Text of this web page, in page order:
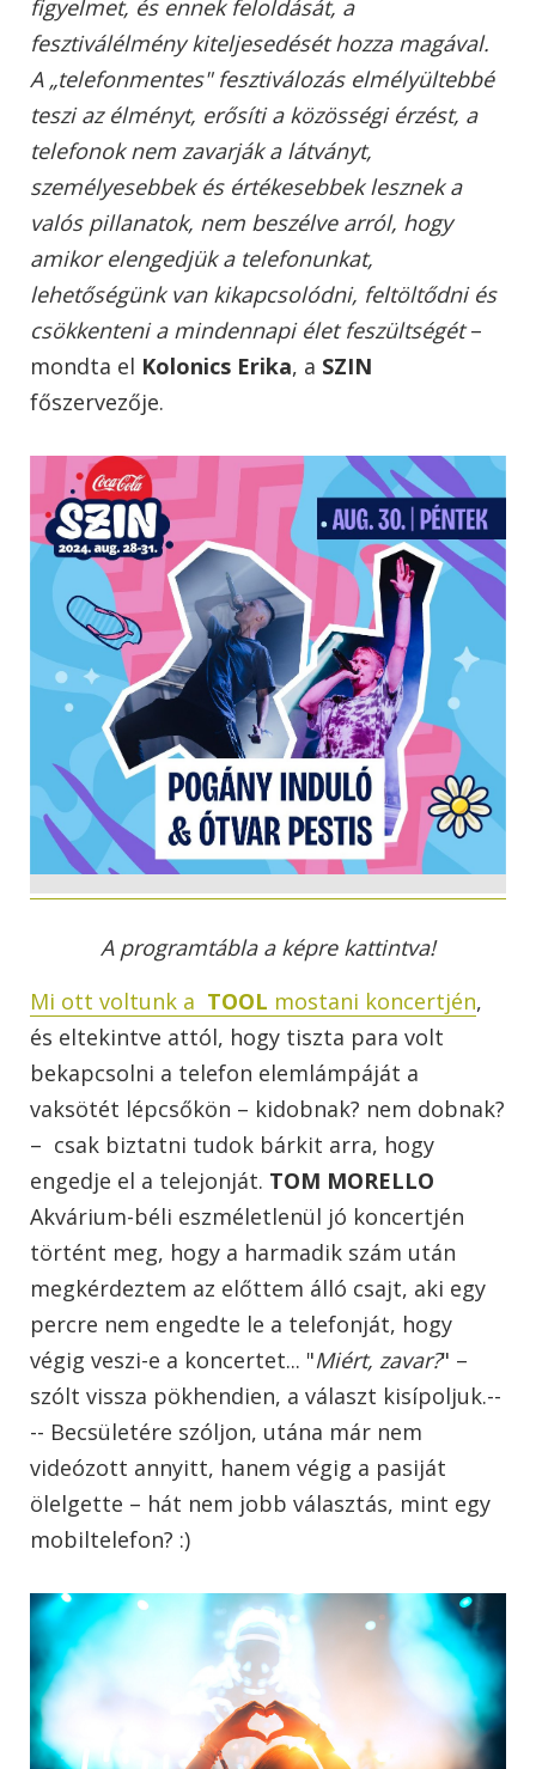
figyelmet, és ennek feloldását, a
fesztiválélmény kiteljesedését hozza magával.
A „telefonmentes" fesztiválozás elmélyültebbé
teszi az élményt, erősíti a közösségi érzést, a
telefonok nem zavarják a látványt,
személyesebbek és értékesebbek lesznek a
valós pillanatok, nem beszélve arról, hogy
amikor elengedjük a telefonunkat,
lehetőségünk van kikapcsolódni, feltöltődni és
csökkenteni a mindennapi élet feszültségét–
mondta el Kolonics Erika, a SZIN
főszervezője.
A programtábla a képre kattintva!
Mi ott voltunk a TOOL mostani koncertjén,
és eltekintve attól, hogy tiszta para volt
bekapcsolni a telefon elemlámpáját a
vaksötét lépcsőkön – kidobnak? nem dobnak?
– csak biztatni tudok bárkit arra, hogy
engedje el a telejonját. TOM MORELLO
Akvárium-béli eszméletlenül jó koncertjén
történt meg, hogy a harmadik szám után
megkérdeztem az előttem álló csajt, aki egy
percre nem engedte le a telefonját, hogy
végig veszi-e a koncertet... "Miért, zavar?" –
szólt vissza pökhendien, a választ kisípoljuk.--
-- Becsületére szóljon, utána már nem
videózott annyitt, hanem végig a pasiját
ölelgette – hát nem jobb választás, mint egy
mobiltelefon? :)